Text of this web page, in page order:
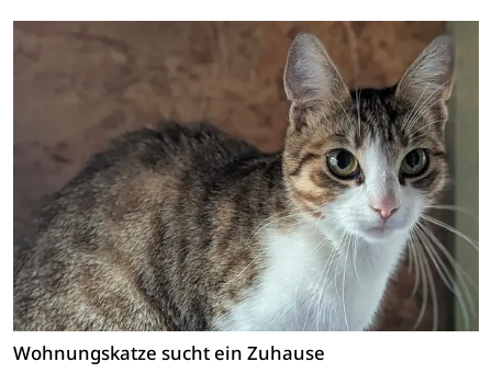
Wohnungskatze sucht ein Zuhause